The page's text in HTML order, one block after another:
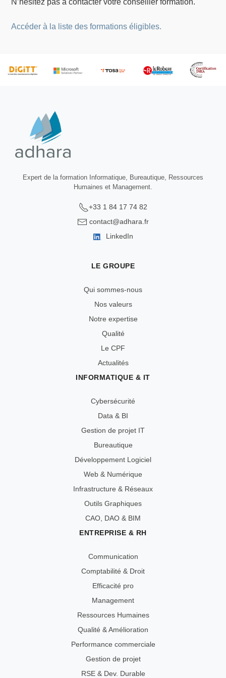
N’hésitez pas à contacter votre conseiller formation.
Accéder à la liste des formations éligibles.
Expert de la formation Informatique, Bureautique, Ressources
Humaines et Management.
+33 1 84 17 74 82
contact@adhara.fr
LinkedIn
LE GROUPE
Qui sommes-nous
Nos valeurs
Notre expertise
Qualité
Le CPF
Actualités
INFORMATIQUE & IT
Cybersécurité
Data & BI
Gestion de projet IT
Bureautique
Développement Logiciel
Web & Numérique
Infrastructure & Réseaux
Outils Graphiques
CAO, DAO & BIM
ENTREPRISE & RH
Communication
Comptabilité & Droit
Efficacité pro
Management
Ressources Humaines
Qualité & Amélioration
Performance commerciale
Gestion de projet
RSE & Dev. Durable